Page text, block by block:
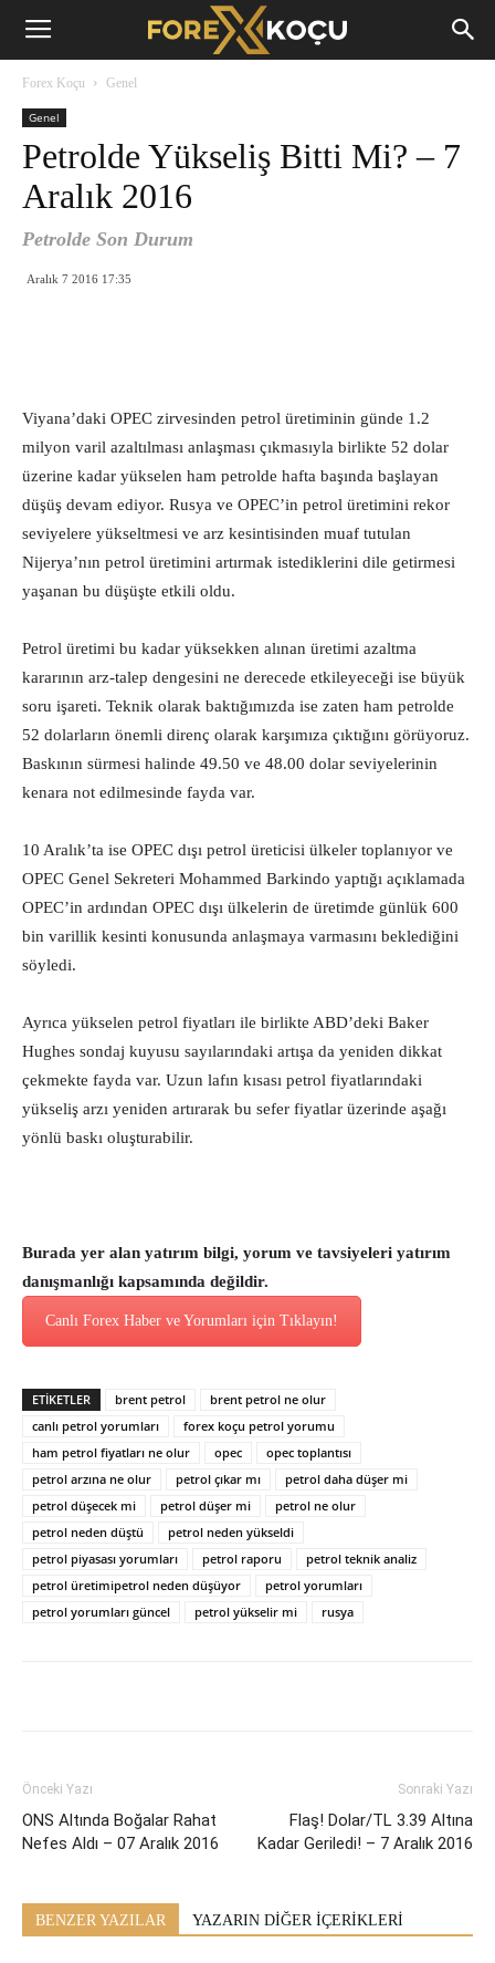
Forex
Forex Koçu Genel
Genel
Petrolde Yükseliş Bitti Mi? – 7
Aralık 2016
Petrolde Son Durum
Aralık 7 2016 17:35
Viyana’daki OPEC zirvesinden petrol üretiminin günde 1.2
milyon varil azaltılması anlaşması çıkmasıyla birlikte 52 dolar
üzerine kadar yükselen ham petrolde hafta başında başlayan
düşüş devam ediyor. Rusya ve OPEC’in petrol üretimini rekor
seviyelere yükseltmesi ve arz kesintisinden muaf tutulan
Nijerya’nın petrol üretimini artırmak istediklerini dile getirmesi
yaşanan bu düşüşte etkili oldu.
Petrol üretimi bu kadar yüksekken alınan üretimi azaltma
kararının arz-talep dengesini ne derecede etkileyeceği ise büyük
soru işareti. Teknik olarak baktığımızda ise zaten ham petrolde
52 dolarların önemli direnç olarak karşımıza çıktığını görüyoruz.
Baskının sürmesi halinde 49.50 ve 48.00 dolar seviyelerinin
kenara not edilmesinde fayda var.
10 Aralık’ta ise OPEC dışı petrol üreticisi ülkeler toplanıyor ve
OPEC Genel Sekreteri Mohammed Barkindo yaptığı açıklamada
OPEC’in ardından OPEC dışı ülkelerin de üretimde günlük 600
bin varillik kesinti konusunda anlaşmaya varmasını beklediğini
söyledi.
Ayrıca yükselen petrol fiyatları ile birlikte ABD’deki Baker
Hughes sondaj kuyusu sayılarındaki artışa da yeniden dikkat
çekmekte fayda var. Uzun lafın kısası petrol fiyatlarındaki
yükseliş arzı yeniden artırarak bu sefer fiyatlar üzerinde aşağı
yönlü baskı oluşturabilir.
Burada yer alan yatırım bilgi, yorum ve tavsiyeleri yatırım
danışmanlığı kapsamında değildir.
Canlı Forex Haber ve Yorumları için Tıklayın!
ETİKETLER brent petrol
brent petrol ne olur
canlı petrol yorumları
forex koçu petrol yorumu
ham petrol fiyatları ne olur
opec
opec toplantısı
petrol arzına ne olur
petrol çıkar mı
petrol daha düşer mi
petrol düşecek mi
petrol düşer mi
petrol ne olur
petrol neden düştü
petrol neden yükseldi
petrol piyasası yorumları
petrol raporu
petrol teknik analiz
petrol üretimipetrol neden düşüyor
petrol yorumları
petrol yorumları güncel
petrol yükselir mi rusya
Önceki Yazı
ONS Altında Boğalar Rahat
Nefes Aldı – 07 Aralık 2016
Sonraki Yazı
Flaş! Dolar/TL 3.39 Altına
Kadar Geriledi! – 7 Aralık 2016
BENZER YAZILAR YAZARIN DİĞER İÇERİKLERİ